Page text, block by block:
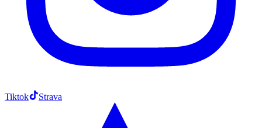
Tiktok Strava